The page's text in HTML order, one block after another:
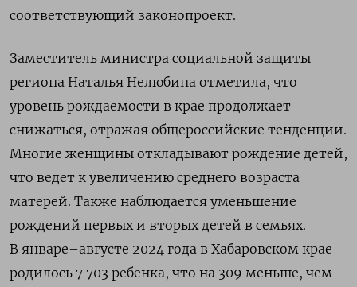
соответствующий законопроект.
Заместитель министра социальной защиты
региона Наталья Нелюбина отметила, что
уровень рождаемости в крае продолжает
снижаться, отражая общероссийские тенденции.
Многие женщины откладывают рождение детей,
что ведет к увеличению среднего возраста
матерей. Также наблюдается уменьшение
рождений первых и вторых детей в семьях.
В январе–августе 2024 года в Хабаровском крае
родилось 7 703 ребенка, что на 309 меньше, чем